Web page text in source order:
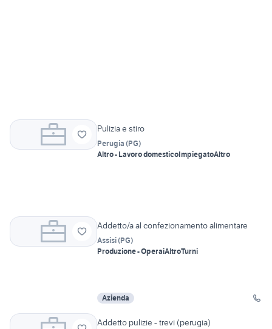
Pulizia e stiro
Perugia (PG)
Altro - Lavoro domesticoImpiegatoAltro
Addetto/a al confezionamento alimentare
Assisi(PG)
Produzione - OperaiAltroTurni
Azienda
Addetto pulizie - trevi (perugia)